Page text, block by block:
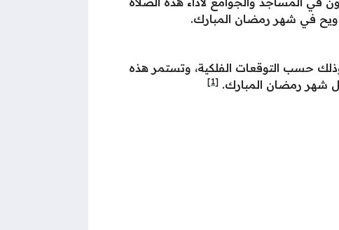
في شهر رمضان المبارك.
1446 هجرياً بعد أداء صلاة العشاء، وذلك حسب التوقعات الفلكية، وتستمر هذه
شهر رمضان المبارك. [1]